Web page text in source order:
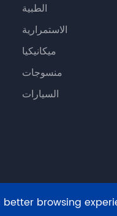
الطبية
الاستمرارية
ميكانيكيا
منسوجات
السيارات
browsing